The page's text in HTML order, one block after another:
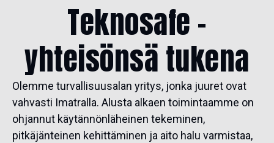
Teknosafe –
yhteisönsä tukena
Olemme turvallisuusalan yritys, jonka juuret ovat
vahvasti Imatralla. Alusta alkaen toimintaamme on
ohjannut käytännönläheinen tekeminen,
pitkäjänteinen kehittäminen ja aito halu varmistaa,